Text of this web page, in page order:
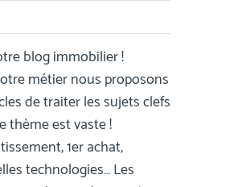
blog immobilier !
métier nous proposons
de traiter les sujets clefs
thème est vaste !
1er achat,
technologies… Les